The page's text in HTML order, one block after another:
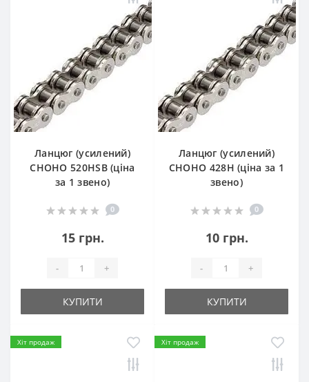
Ланцюг (усилений)
СHOHO 520HSB (ціна
за 1 звено)
0
15 грн.
- +
КУПИТИ
Ланцюг (усилений)
СHOHO 428H (ціна за 1
звено)
0
10 грн.
- +
КУПИТИ
Хіт продаж Хіт продаж